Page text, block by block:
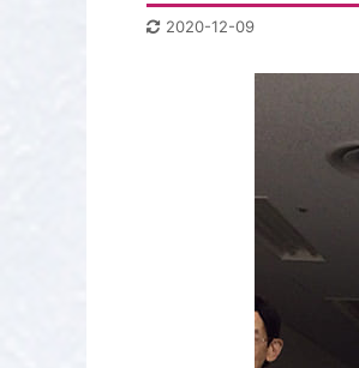
2020-12-09